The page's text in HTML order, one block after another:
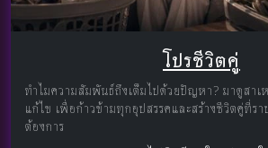
โปรชีวิตคู่
ทำไมความสัมพันธ์ถึงเต็มไปด้วยปัญหา? มาดูสาเ
แก้ไข เพื่อก้าวข้ามทุกอุปสรรคและสร้างชีวิตคู่ที่ร
ต้องการ